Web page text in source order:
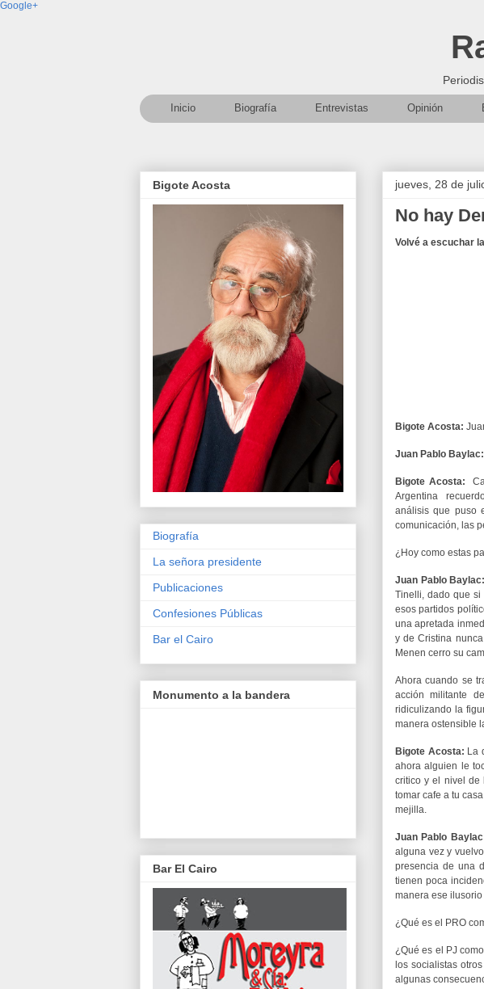
Google+
Inicio Biografía Entrevistas Opinión
jueves, 28 de
No hay
Volvé a escuchar
Bigote Acosta:
Juan Pablo Baylac:
Bigote Acosta:
Argentina
análisis que puso
comunicación, las
¿Hoy como estas
Juan Pablo Baylac:
Tinelli, dado que si
esos partidos
una apretada
y de Cristina
Menen cerro su
Ahora cuando se
acción militante
ridiculizando la
manera ostensible
Bigote Acosta: La
ahora alguien le
critico y el nivel de
tomar cafe a tu
mejilla.
Juan Pablo
alguna vez y
presencia de una
tienen poca
manera ese
¿Qué es el PRO
¿Qué es el PJ
los socialistas
algunas
Bigote Acosta
Biografía
La señora presidente
Publicaciones
Confesiones Públicas
Bar el Cairo
Monumento a la bandera
Bar El Cairo